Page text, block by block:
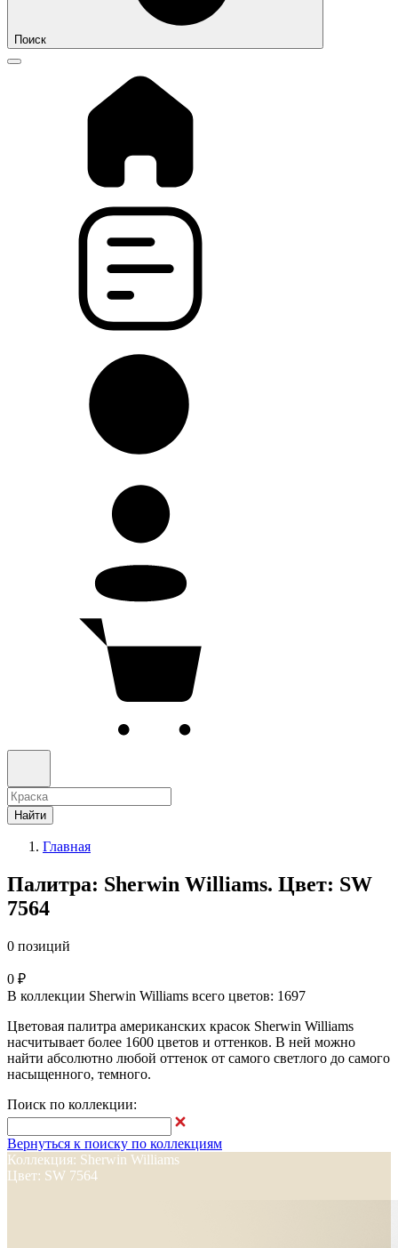
Поиск
Найти
Главная
Палитра: Sherwin Williams. Цвет: SW
7564
0 позиций
0 ₽
В коллекции Sherwin Williams всего цветов: 1697
Цветовая палитра американских красок Sherwin Williams
насчитывает более 1600 цветов и оттенков. В ней можно
найти абсолютно любой оттенок от самого светлого до самого
насыщенного, темного.
Поиск по коллекции:
Вернуться к поиску по коллекциям
Коллекция: Sherwin Williams
Цвет: SW 7564